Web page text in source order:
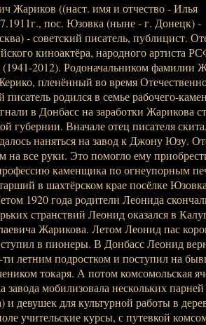
Жариков ((наст. имя и отчество - Илья
пос. Юзовка (ныне - г. Донецк) -
- советский писатель, публицист.
киноактёра, народного артиста
2012). Родоначальником фамилии
пленённый во время
писатель родился в семье рабочего-
в Донбасс на заработки Жарикова
губернии. Вначале отец писателя
наняться на завод к Джону Юзу.
на все руки. Это помогло ему
каменщика по огнеупорным
в шахтёрском крае посёлке
1920 года родители Леонида
странствий Леонид оказался в
Жарикова. Летом Леонид пас
в пионеры. В Донбасс Леонид
летним подростком и поступил на
токаря. А потом комсомольская
завода мобилизовала нескольких
девушек для культурной работы в
учительские курсы, с путевкой